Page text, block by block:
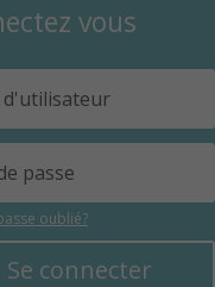
vous
oublié?
Se connecter